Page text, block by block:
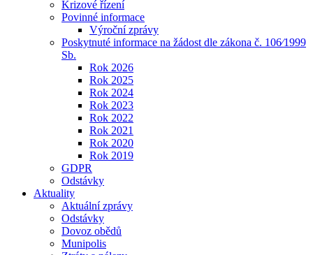
Krizové řízení
Povinné informace
Výroční zprávy
Poskytnuté informace na žádost dle zákona č. 106⁄1999
Sb.
Rok 2026
Rok 2025
Rok 2024
Rok 2023
Rok 2022
Rok 2021
Rok 2020
Rok 2019
GDPR
Odstávky
Aktuality
Aktuální zprávy
Odstávky
Dovoz obědů
Munipolis